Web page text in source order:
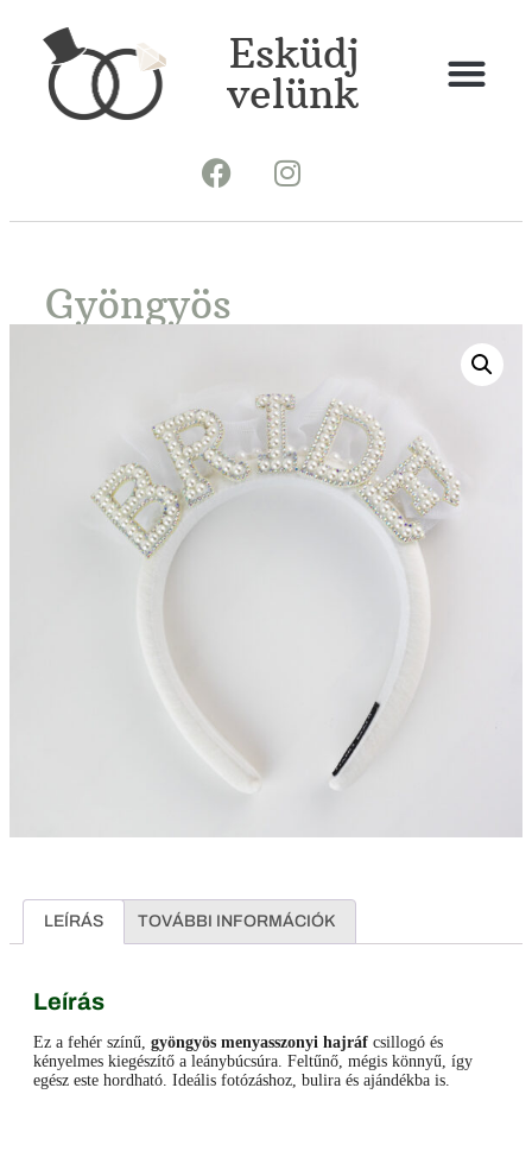
Esküdj
velünk
Gyöngyös
LEÍRÁS TOVÁBBI INFORMÁCIÓK
Leírás
Ez a fehér színű, gyöngyös menyasszonyi hajráf csillogó és
kényelmes kiegészítő a leánybúcsúra. Feltűnő, mégis könnyű, így
egész este hordható. Ideális fotózáshoz, bulira és ajándékba is.